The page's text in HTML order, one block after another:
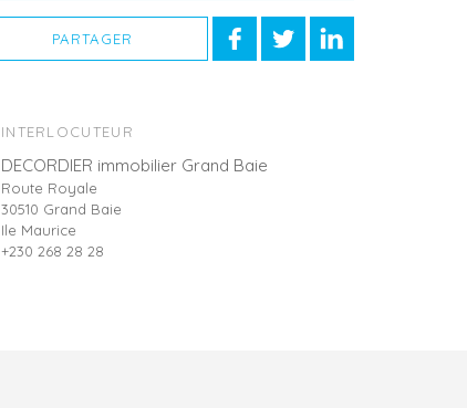
PARTAGER
INTERLOCUTEUR
DECORDIER immobilier Grand Baie
Route Royale
30510 Grand Baie
Ile Maurice
+230 268 28 28